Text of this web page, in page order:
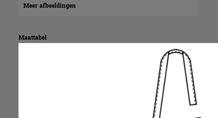
Meer afbeeldingen
Maattabel